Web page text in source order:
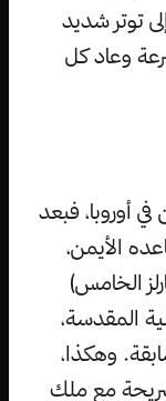
توتر شديد
وعاد كل
أوروبا، فبعد
الأيمن،
الخامس)
المقدسة،
وهكذا،
مع ملك